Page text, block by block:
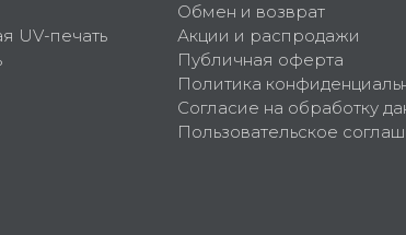
UV-печать
Обмен и возврат
Акции и распродажи
Публичная оферта
Политика
Согласие на обработку
Пользовательское